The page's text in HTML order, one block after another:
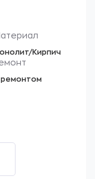
Кирпич
ремонтом